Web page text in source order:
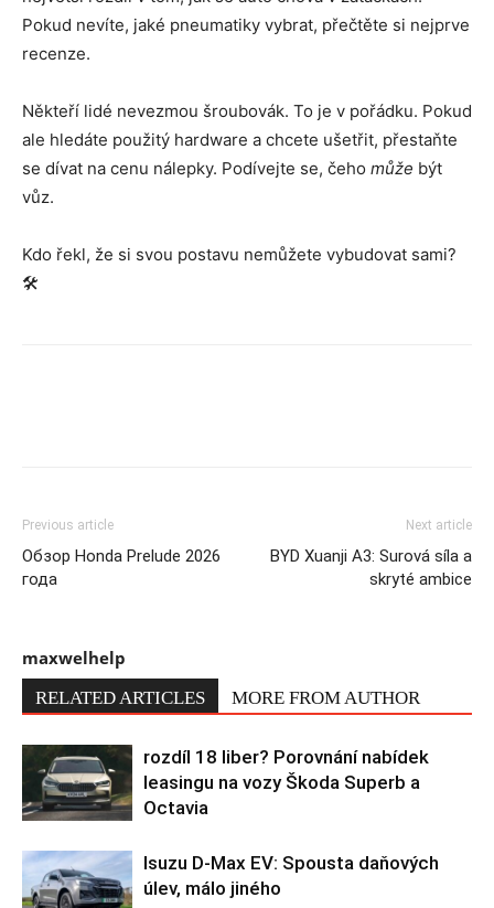
Pokud nevíte, jaké pneumatiky vybrat, přečtěte si nejprve
recenze.
Někteří lidé nevezmou šroubovák. To je v pořádku. Pokud
ale hledáte použitý hardware a chcete ušetřit, přestaňte
se dívat na cenu nálepky. Podívejte se, čeho může být
vůz.
Kdo řekl, že si svou postavu nemůžete vybudovat sami?
🛠️
Previous article
Обзор Honda Prelude 2026
года
Next article
BYD Xuanji A3: Surová síla a
skryté ambice
maxwelhelp
RELATED ARTICLES MORE FROM AUTHOR
rozdíl 18 liber? Porovnání nabídek
leasingu na vozy Škoda Superb a
Octavia
Isuzu D-Max EV: Spousta daňových
úlev, málo jiného